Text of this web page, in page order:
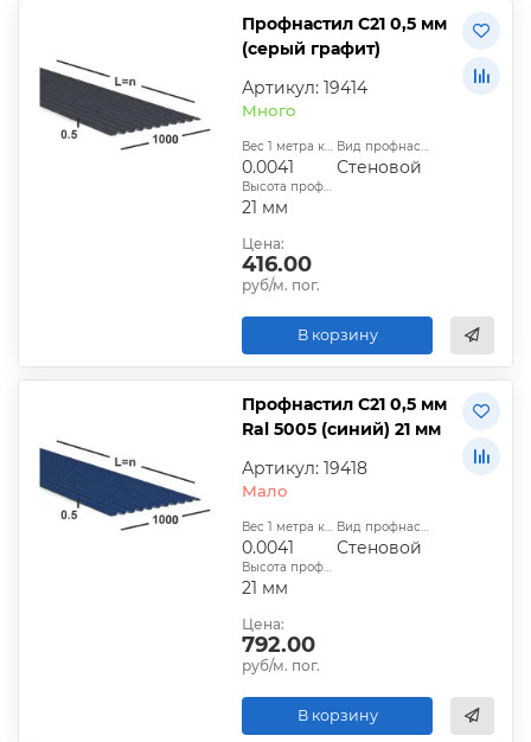
Профнастил С21 0,5 мм
(серый графит)
Артикул: 19414
Много
Вес 1 метра квадратного, т:
0.0041
Вид профнастила:
Стеновой
Высота профиля:
21 мм
Цена:
416.00
руб/м. пог.
В корзину
Профнастил С21 0,5 мм
Ral 5005 (синий) 21 мм
Артикул: 19418
Мало
Вес 1 метра квадратного, т:
0.0041
Вид профнастила:
Стеновой
Высота профиля:
21 мм
Цена:
792.00
руб/м. пог.
В корзину